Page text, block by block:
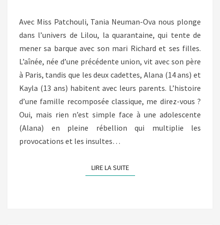
Avec Miss Patchouli, Tania Neuman-Ova nous plonge
dans l’univers de Lilou, la quarantaine, qui tente de
mener sa barque avec son mari Richard et ses filles.
L’aînée, née d’une précédente union, vit avec son père
à Paris, tandis que les deux cadettes, Alana (14 ans) et
Kayla (13 ans) habitent avec leurs parents. L’histoire
d’une famille recomposée classique, me direz-vous ?
Oui, mais rien n’est simple face à une adolescente
(Alana) en pleine rébellion qui multiplie les
provocations et les insultes…
LIRE LA SUITELIRE LA SUITE